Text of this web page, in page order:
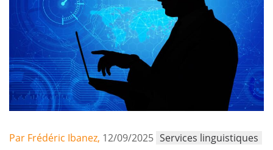
Par Frédéric Ibanez, 12/09/2025 Services linguistiques